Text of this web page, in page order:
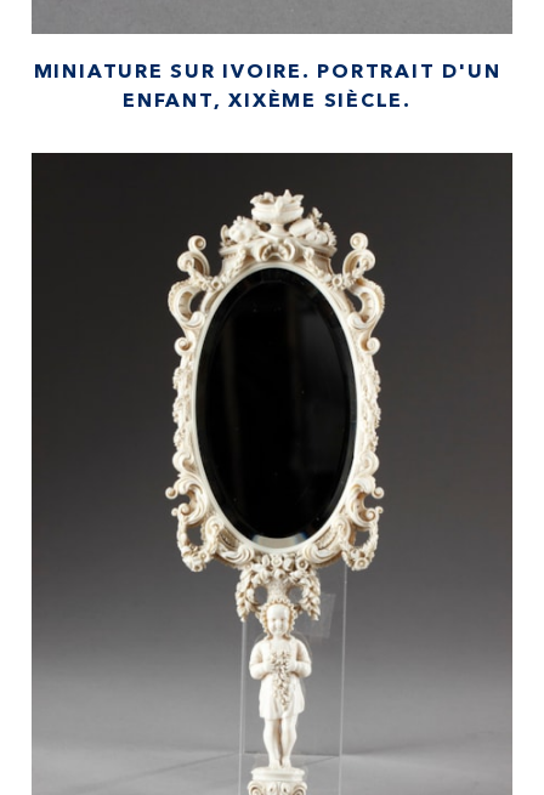
MINIATURE SUR IVOIRE. PORTRAIT D'UN
ENFANT, XIXÈME SIÈCLE.